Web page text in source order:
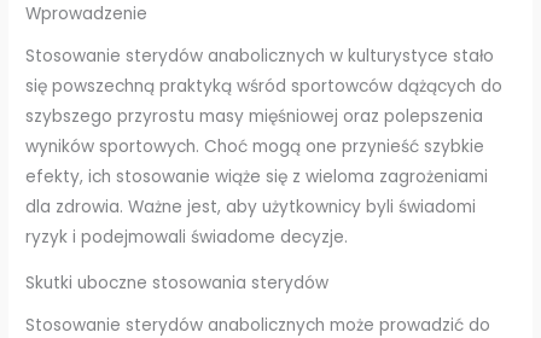
Wprowadzenie
Stosowanie sterydów anabolicznych w kulturystyce stało
się powszechną praktyką wśród sportowców dążących do
szybszego przyrostu masy mięśniowej oraz polepszenia
wyników sportowych. Choć mogą one przynieść szybkie
efekty, ich stosowanie wiąże się z wieloma zagrożeniami
dla zdrowia. Ważne jest, aby użytkownicy byli świadomi
ryzyk i podejmowali świadome decyzje.
Skutki uboczne stosowania sterydów
Stosowanie sterydów anabolicznych może prowadzić do